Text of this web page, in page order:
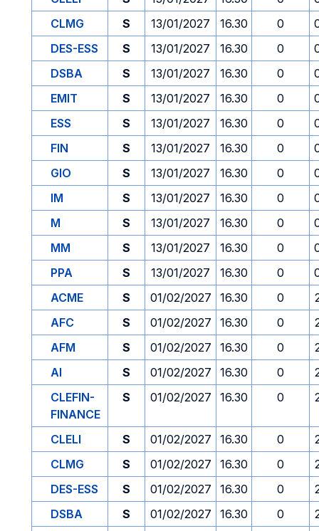
CLMG
S 13/01/2027 16.30 0
DES-ESS
S 13/01/2027 16.30 0
DSBA
S 13/01/2027 16.30 0
EMIT
S 13/01/2027 16.30 0
ESS
S 13/01/2027 16.30 0
FIN
S 13/01/2027 16.30 0
GIO
S 13/01/2027 16.30 0
IM
S 13/01/2027 16.30 0
M
S 13/01/2027 16.30 0
MM
S 13/01/2027 16.30 0
PPA
S 13/01/2027 16.30 0
ACME
S 01/02/2027 16.30 0
AFC
S 01/02/2027 16.30 0
AFM
S 01/02/2027 16.30 0
AI
S 01/02/2027 16.30 0
CLEFIN-
FINANCE
S 01/02/2027 16.30 0
CLELI S 01/02/2027 16.30 0
CLMG
S 01/02/2027 16.30 0
DES-ESS
S 01/02/2027 16.30 0
DSBA
S 01/02/2027 16.30 0